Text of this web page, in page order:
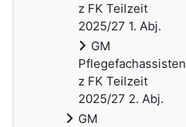
z FK Teilzeit
2025/27 1. Abj.
GM
Pflegefachassisten
z FK Teilzeit
2025/27 2. Abj.
GM